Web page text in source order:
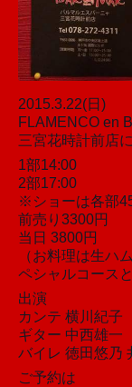
2015.3.22(日)
FLAMENCO en
三宮花時計前店
1部14:00
2部17:00
※ショーは各部
前売り3300円
当日 3800円
（お料理は生ハ
ペシャルコース
出演
カンテ 横川紀子
ギター 中西雄一
バイレ 徳田悠乃
ご予約は